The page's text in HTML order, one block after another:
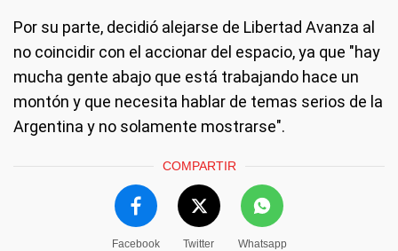
Por su parte, decidió alejarse de Libertad Avanza al
no coincidir con el accionar del espacio, ya que "hay
mucha gente abajo que está trabajando hace un
montón y que necesita hablar de temas serios de la
Argentina y no solamente mostrarse".
COMPARTIR
Facebook Twitter Whatsapp